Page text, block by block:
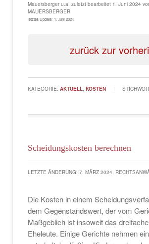
Mauersberger u.a. zuletzt bearbeitet 1. Juni 2024
MAUERSBERGER
letztes Update: 1. Juni 2024
zurück zur
KATEGORIE:AKTUELL,KOSTEN
Scheidungskosten berechnen
LETZTE ÄNDERUNG: 7. MÄRZ 2024,
Die Kosten in einem
dem Gegenstandswert, der vom
Maßgeblich ist insoweit das
Eheleute. Einige Gerichte nehmen